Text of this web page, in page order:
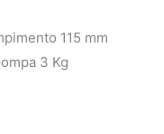
115 mm
3 Kg